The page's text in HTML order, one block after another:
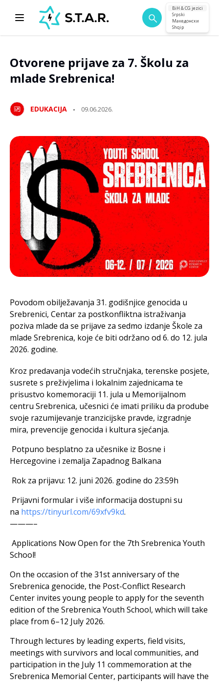
BiH & CG jezici
Srpski
Македонски
Shqip
Otvorene prijave za 7. Školu za
mlade Srebrenica!
EDUKACIJA 09.06.2026.
Povodom obilježavanja 31. godišnjice genocida u
Srebrenici, Centar za postkonfliktna istraživanja
poziva mlade da se prijave za sedmo izdanje Škole za
mlade Srebrenica, koje će biti održano od 6. do 12. jula
2026. godine.
Kroz predavanja vodećih stručnjaka, terenske posjete,
susrete s preživjelima i lokalnim zajednicama te
prisustvo komemoraciji 11. jula u Memorijalnom
centru Srebrenica, učesnici će imati priliku da prodube
svoje razumijevanje tranzicijske pravde, izgradnje
mira, prevencije genocida i kultura sjećanja.
Potpuno besplatno za učesnike iz Bosne i
Hercegovine i zemalja Zapadnog Balkana
Rok za prijavu: 12. juni 2026. godine do 23:59h
Prijavni formular i više informacija dostupni su
na https://tinyurl.com/69xfv9kd.
———–
Applications Now Open for the 7th Srebrenica Youth
School!
On the occasion of the 31st anniversary of the
Srebrenica genocide, the Post-Conflict Research
Center invites young people to apply for the seventh
edition of the Srebrenica Youth School, which will take
place from 6–12 July 2026.
Through lectures by leading experts, field visits,
meetings with survivors and local communities, and
participation in the July 11 commemoration at the
Srebrenica Memorial Center, participants will have the